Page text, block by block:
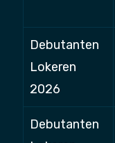
Debutanten
Lokeren
2026
Debutanten